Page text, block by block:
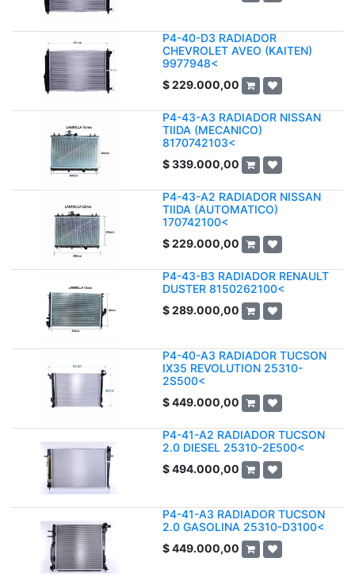
P4-40-D3 RADIADOR
CHEVROLET AVEO (KAITEN)
9977948<
$229.000,00
P4-43-A3 RADIADOR NISSAN
TIIDA (MECANICO)
8170742103<
$339.000,00
P4-43-A2 RADIADOR NISSAN
TIIDA (AUTOMATICO)
170742100<
$229.000,00
P4-43-B3 RADIADOR RENAULT
DUSTER 8150262100<
$289.000,00
P4-40-A3 RADIADOR TUCSON
IX35 REVOLUTION 25310-
2S500<
$449.000,00
P4-41-A2 RADIADOR TUCSON
2.0 DIESEL 25310-2E500<
$494.000,00
P4-41-A3 RADIADOR TUCSON
2.0 GASOLINA 25310-D3100<
$449.000,00